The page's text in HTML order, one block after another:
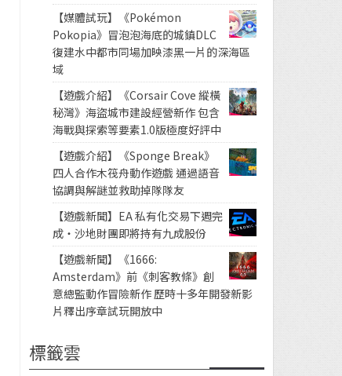
【媒體試玩】《Pokémon
Pokopia》冒泡泡海底的城鎮DLC
復建水中都市同場加映漆黑一片的深海區
域
【遊戲介紹】《Corsair Cove 縱橫
秘灣》海盜城市建設經營新作 包含
海戰與探索等要素1.0版極度好評中
【遊戲介紹】《Sponge Break》
四人合作木筏舟動作遊戲 通過語音
協調與解謎並救助掉隊隊友
【遊戲新聞】EA 私有化交易下週完
成・沙地財團即將持有九成股份
【遊戲新聞】《1666:
Amsterdam》前《刺客教條》創
意總監動作冒險新作 歷時十多年開發新影
片釋出序章試玩開放中
標籤雲